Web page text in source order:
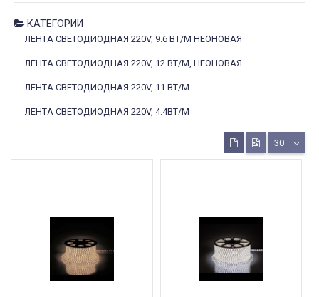
КАТЕГОРИИ
ЛЕНТА СВЕТОДИОДНАЯ 220V, 9.6 ВТ/М НЕОНОВАЯ
ЛЕНТА СВЕТОДИОДНАЯ 220V, 12 ВТ/М, НЕОНОВАЯ
ЛЕНТА СВЕТОДИОДНАЯ 220V, 11 ВТ/М
ЛЕНТА СВЕТОДИОДНАЯ 220V, 4.4ВТ/М
30